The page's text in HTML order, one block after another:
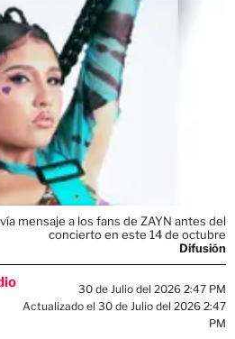
mensaje a los fans de ZAYN antes del
concierto en este 14 de octubre
Difusión
30 de Julio del 2026 2:47 PM
Actualizado el 30 de Julio del 2026 2:47
PM